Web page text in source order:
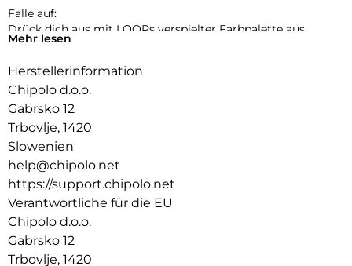
Falle auf:
Drück dich aus mit LOOPs verspielter Farbpalette aus
Pastell- und klassischen Tönen. Bereit, deinen Stil überallhin
Einfach aufladen:
LOOP wurde für deinen Komfort und mit Rücksicht auf den
neuer Lieblingsbegleiter zu werden.
Leicht zu hören, leicht zu finden:
Verlegte Gegenstände wiederzufinden sollte einfach sein.
Der extra laute Ton und die erweiterte Reichweite von LOOP
führen dich in wenigen Sekunden zu deinen wichtigsten
Sachen.
Mehr lesen
Herstellerinformation
Chipolo d.o.o.
Gabrsko 12
Trbovlje, 1420
Slowenien
help@chipolo.net
https://support.chipolo.net
Verantwortliche für die EU
Chipolo d.o.o.
Gabrsko 12
Trbovlje, 1420